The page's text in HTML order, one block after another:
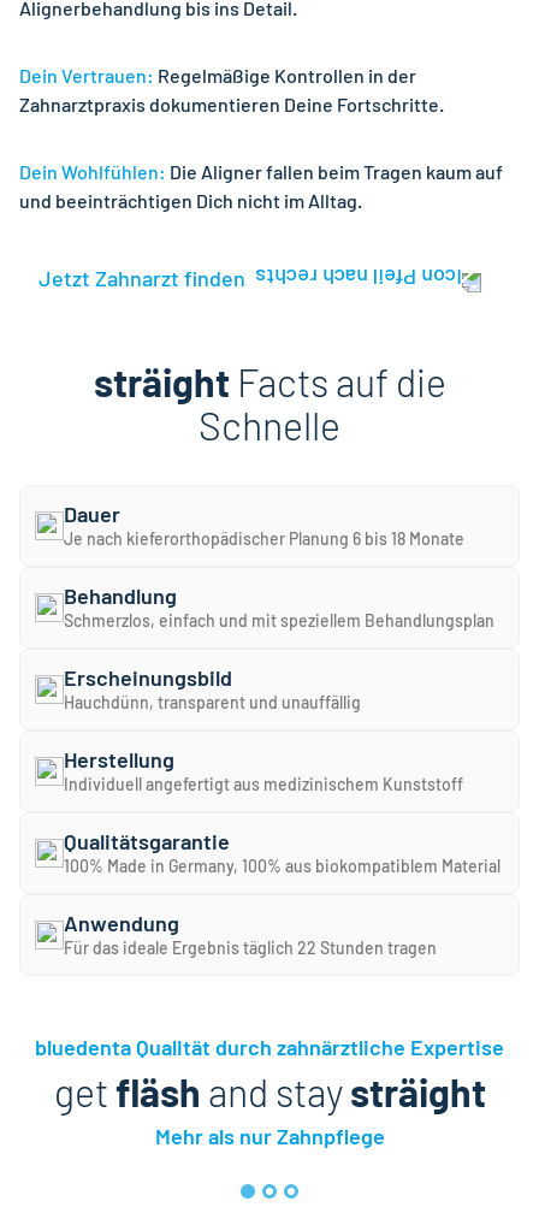
Alignerbehandlung bis ins Detail.
Dein Vertrauen: Regelmäßige Kontrollen in der
Zahnarztpraxis dokumentieren Deine Fortschritte.
Dein Wohlfühlen: Die Aligner fallen beim Tragen kaum auf
und beeinträchtigen Dich nicht im Alltag.
Jetzt Zahnarzt finden
sträightFacts auf die
Schnelle
Dauer
Je nach kieferorthopädischer Planung 6 bis 18 Monate
Behandlung
Schmerzlos, einfach und mit speziellem Behandlungsplan
Erscheinungsbild
Hauchdünn, transparent und unauffällig
Herstellung
Individuell angefertigt aus medizinischem Kunststoff
Qualitätsgarantie
100% Made in Germany, 100% aus biokompatiblem Material
Anwendung
Für das ideale Ergebnis täglich 22 Stunden tragen
bluedenta Qualität durch zahnärztliche Expertise
getfläsh and staysträight
Mehr als nur Zahnpflege
bluedenta cäre Mundpflege